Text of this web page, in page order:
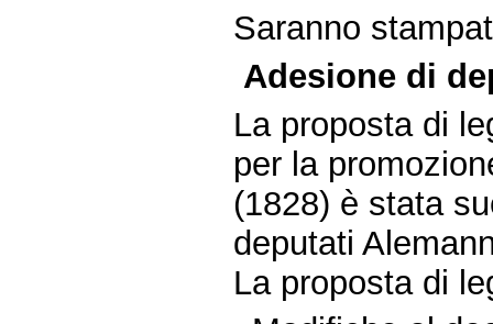
Saranno
Adesione di
La proposta di
per la
(1828) è stata
deputati
La proposta di